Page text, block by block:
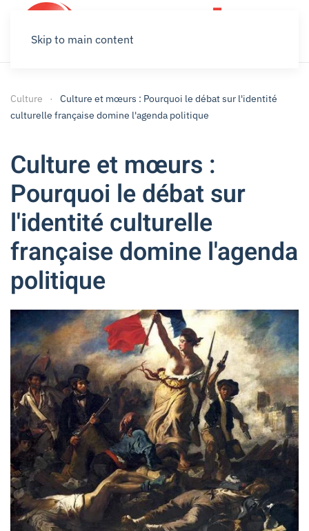
Skip to main content
Culture
Culture et mœurs : Pourquoi le débat sur l'identité
culturelle française domine l'agenda politique
Culture et mœurs :
Pourquoi le débat sur
l'identité culturelle
française domine l'agenda
politique